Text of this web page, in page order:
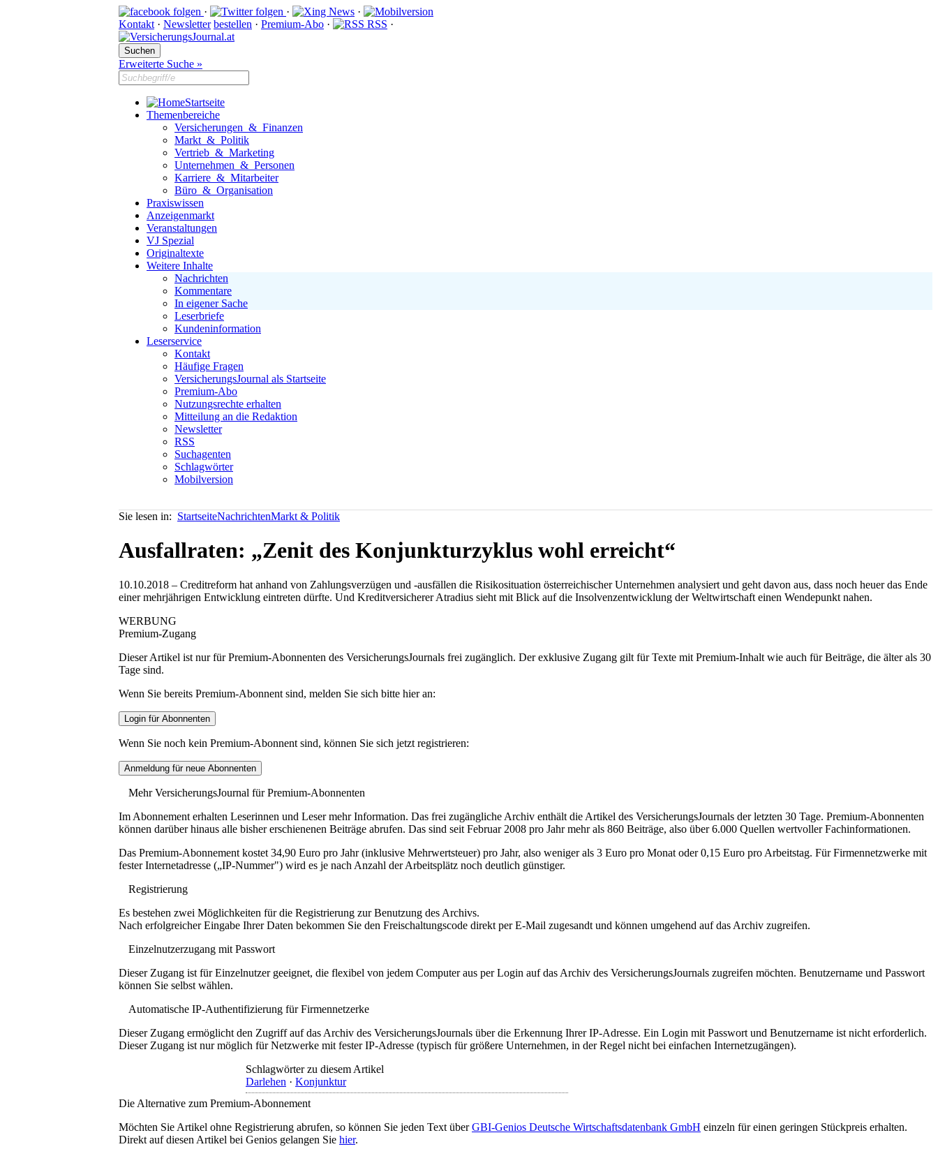
· ·
·
Kontakt · Newsletter bestellen · Premium-Abo · RSS ·
Erweiterte Suche »
Startseite
Themenbereiche
Versicherungen & Finanzen
Markt & Politik
Vertrieb & Marketing
Unternehmen & Personen
Karriere & Mitarbeiter
Büro & Organisation
Praxiswissen
Anzeigenmarkt
Veranstaltungen
VJ Spezial
Originaltexte
Weitere Inhalte
Nachrichten
Kommentare
In eigener Sache
Leserbriefe
Kundeninformation
Leserservice
Kontakt
Häufige Fragen
VersicherungsJournal als Startseite
Premium-Abo
Nutzungsrechte erhalten
Mitteilung an die Redaktion
Newsletter
RSS
Suchagenten
Schlagwörter
Mobilversion
Sie lesen in: StartseiteNachrichtenMarkt & Politik
Ausfallraten: „Zenit des Konjunkturzyklus wohl erreicht“
10.10.2018 – Creditreform hat anhand von Zahlungsverzügen und -ausfällen die Risikosituation österreichischer Unternehmen analysiert und geht davon aus, dass noch heuer das Ende
einer mehrjährigen Entwicklung eintreten dürfte. Und Kreditversicherer Atradius sieht mit Blick auf die Insolvenzentwicklung der Weltwirtschaft einen Wendepunkt nahen.
WERBUNG
Premium-Zugang
Dieser Artikel ist nur für Premium-Abonnenten des VersicherungsJournals frei zugänglich. Der exklusive Zugang gilt für Texte mit Premium-Inhalt wie auch für Beiträge, die älter als 30
Tage sind.
Wenn Sie bereits Premium-Abonnent sind, melden Sie sich bitte hier an:
Wenn Sie noch kein Premium-Abonnent sind, können Sie sich jetzt registrieren:
Mehr VersicherungsJournal für Premium-Abonnenten
Im Abonnement erhalten Leserinnen und Leser mehr Information. Das frei zugängliche Archiv enthält die Artikel des VersicherungsJournals der letzten 30 Tage. Premium-Abonnenten
können darüber hinaus alle bisher erschienenen Beiträge abrufen. Das sind seit Februar 2008 pro Jahr mehr als 860 Beiträge, also über 6.000 Quellen wertvoller Fachinformationen.
Das Premium-Abonnement kostet 34,90 Euro pro Jahr (inklusive Mehrwertsteuer) pro Jahr, also weniger als 3 Euro pro Monat oder 0,15 Euro pro Arbeitstag. Für Firmennetzwerke mit
fester Internetadresse („IP-Nummer") wird es je nach Anzahl der Arbeitsplätz noch deutlich günstiger.
Registrierung
Es bestehen zwei Möglichkeiten für die Registrierung zur Benutzung des Archivs.
Nach erfolgreicher Eingabe Ihrer Daten bekommen Sie den Freischaltungscode direkt per E-Mail zugesandt und können umgehend auf das Archiv zugreifen.
Einzelnutzerzugang mit Passwort
Dieser Zugang ist für Einzelnutzer geeignet, die flexibel von jedem Computer aus per Login auf das Archiv des VersicherungsJournals zugreifen möchten. Benutzername und Passwort
können Sie selbst wählen.
Automatische IP-Authentifizierung für Firmennetzerke
Dieser Zugang ermöglicht den Zugriff auf das Archiv des VersicherungsJournals über die Erkennung Ihrer IP-Adresse. Ein Login mit Passwort und Benutzername ist nicht erforderlich.
Dieser Zugang ist nur möglich für Netzwerke mit fester IP-Adresse (typisch für größere Unternehmen, in der Regel nicht bei einfachen Internetzugängen).
Schlagwörter zu diesem Artikel
Darlehen · Konjunktur
Die Alternative zum Premium-Abonnement
Möchten Sie Artikel ohne Registrierung abrufen, so können Sie jeden Text überGBI-Genios Deutsche Wirtschaftsdatenbank GmbH einzeln für einen geringen Stückpreis erhalten.
Direkt auf diesen Artikel bei Genios gelangen Sie hier.